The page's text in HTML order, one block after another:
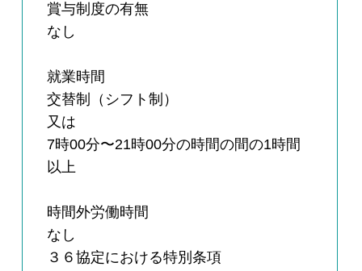
賞与制度の有無
なし
就業時間
交替制（シフト制）
又は
7時00分〜21時00分の時間の間の1時間
以上
時間外労働時間
なし
３６協定における特別条項